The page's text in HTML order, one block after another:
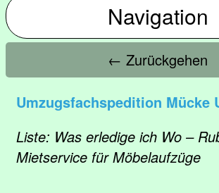
Navigation
← Zurückgehen
Umzugsfachspedition Mücke
Liste: Was erledige ich Wo –
Mietservice für Möbelaufzüge